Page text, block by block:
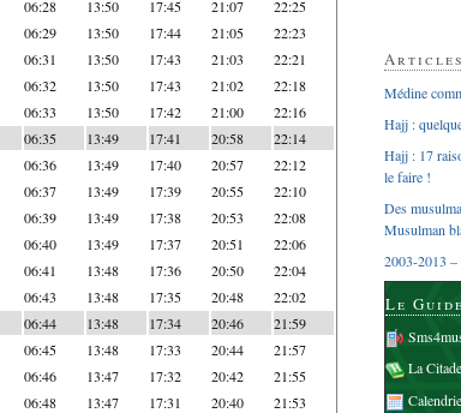
06:28 13:50 17:45 21:07 22:25
06:29 13:50 17:44 21:05 22:23
06:31 13:50 17:43 21:03 22:21
06:32 13:50 17:43 21:02 22:18
06:33 13:50 17:42 21:00 22:16
06:35 13:49 17:41 20:58 22:14
06:36 13:49 17:40 20:57 22:12
06:37 13:49 17:39 20:55 22:10
06:39 13:49 17:38 20:53 22:08
06:40 13:49 17:37 20:51 22:06
06:41 13:48 17:36 20:50 22:04
06:43 13:48 17:35 20:48 22:02
06:44 13:48 17:34 20:46 21:59
06:45 13:48 17:33 20:44 21:57
06:46 13:47 17:32 20:42 21:55
06:48 13:47 17:31 20:40 21:53
Médine
Hajj :
Hajj : 17
le faire !
Des
Musulman
2003-2013 –
Le
La